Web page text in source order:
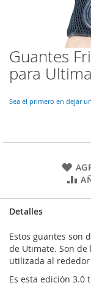
Guantes
para
Sea el primero en dejar
Saltar
al
comienzo
la
Detalles
Estos guantes son
de Utimate. Son de
utilizada al
Es esta edición 3.0